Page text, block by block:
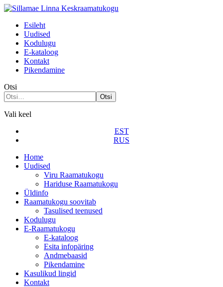
Esileht
Uudised
Kodulugu
Е-kataloog
Kontakt
Pikendamine
Otsi
Otsi
Vali keel
EST
RUS
Home
Uudised
Viru Raamatukogu
Hariduse Raamatukogu
Üldinfo
Raamatukogu soovitab
Tasulised teenused
Kodulugu
E-Raamatukogu
Е-kataloog
Esita infopäring
Andmebaasid
Pikendamine
Kasulikud lingid
Kontakt